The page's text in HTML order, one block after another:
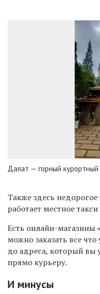
Далат — горный
Также здесь
работает местное
Есть онлайн-магазины
можно заказать все
до адреса, который вы
прямо курьеру.
И минусы